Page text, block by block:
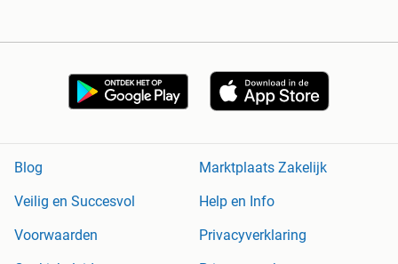
Blog
Marktplaats Zakelijk
Veilig en Succesvol
Help en Info
Voorwaarden
Privacyverklaring